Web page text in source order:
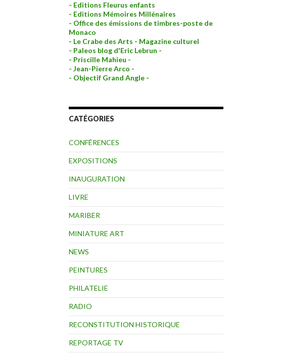
- Editions Fleurus enfants
- Editions Mémoires Millénaires
- Office des émissions de timbres-poste de
Monaco
- Le Crabe des Arts - Magazine culturel
- Paleos blog d'Eric Lebrun -
- Priscille Mahieu -
- Jean-Pierre Arco -
- Objectif Grand Angle -
CATÉGORIES
CONFÉRENCES
EXPOSITIONS
INAUGURATION
LIVRE
MARIBER
MINIATURE ART
NEWS
PEINTURES
PHILATELIE
RADIO
RECONSTITUTION HISTORIQUE
REPORTAGE TV